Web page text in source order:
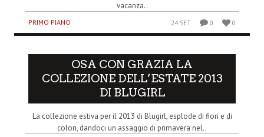
vacanza..
PRIMO PIANO 24 SET 0 0
OSA CON GRAZIA LA
COLLEZIONE DELL’ESTATE 2013
DI BLUGIRL
La collezione estiva per il 2013 di Blugirl, esplode di fiori e di
colori, dandoci un assaggio di primavera nel..